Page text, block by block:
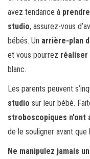
avez tendance à
studio, assurez-vous
bébés. Un arrière-plan
et vous pourrez
blanc.
Les parents peuvent
studio sur leur bébé.
stroboscopiques
de le souligner avant
Ne manipulez jamais